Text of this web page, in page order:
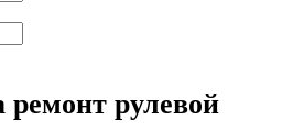
ремонт рулевой